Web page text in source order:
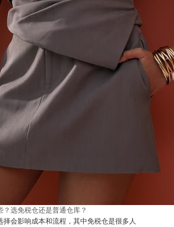
？选免税仓还是普通仓库？
择会影响成本和流程，其中免税仓是很多人